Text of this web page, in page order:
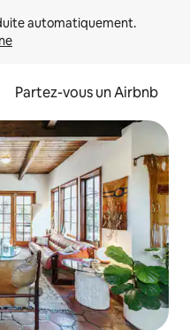
Partez-vous un Airbnb